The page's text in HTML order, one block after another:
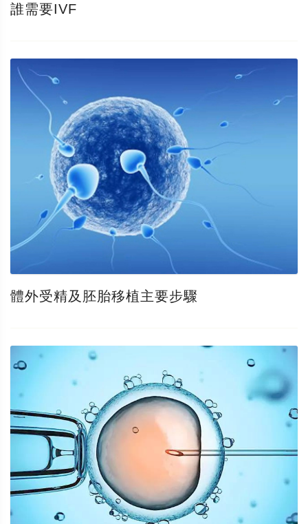
誰需要IVF
體外受精及胚胎移植主要步驟